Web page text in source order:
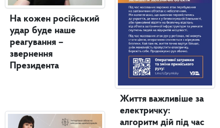
На кожен російський
удар буде наше
реагування –
звернення
Президента
Життя важливіше за
електричку:
алгоритм дій під час